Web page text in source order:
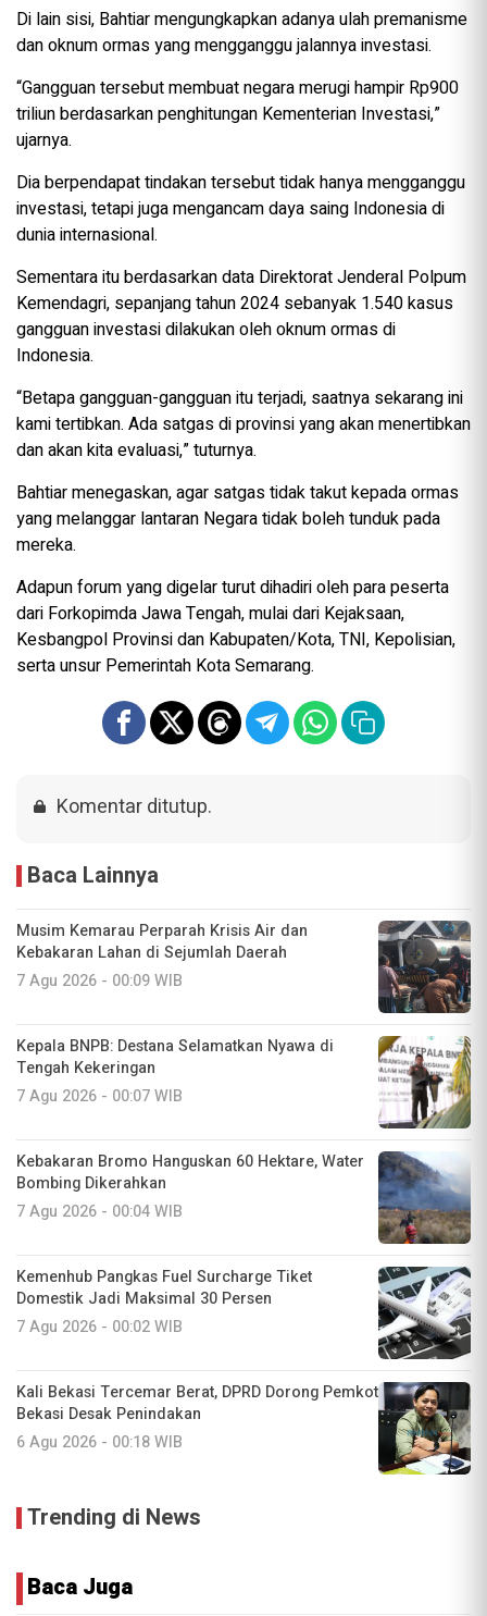
Di lain sisi, Bahtiar mengungkapkan adanya ulah premanisme
dan oknum ormas yang mengganggu jalannya investasi.
“Gangguan tersebut membuat negara merugi hampir Rp900
triliun berdasarkan penghitungan Kementerian Investasi,”
ujarnya.
Dia berpendapat tindakan tersebut tidak hanya mengganggu
investasi, tetapi juga mengancam daya saing Indonesia di
dunia internasional.
Sementara itu berdasarkan data Direktorat Jenderal Polpum
Kemendagri, sepanjang tahun 2024 sebanyak 1.540 kasus
gangguan investasi dilakukan oleh oknum ormas di
Indonesia.
“Betapa gangguan-gangguan itu terjadi, saatnya sekarang ini
kami tertibkan. Ada satgas di provinsi yang akan menertibkan
dan akan kita evaluasi,” tuturnya.
Bahtiar menegaskan, agar satgas tidak takut kepada ormas
yang melanggar lantaran Negara tidak boleh tunduk pada
mereka.
Adapun forum yang digelar turut dihadiri oleh para peserta
dari Forkopimda Jawa Tengah, mulai dari Kejaksaan,
Kesbangpol Provinsi dan Kabupaten/Kota, TNI, Kepolisian,
serta unsur Pemerintah Kota Semarang.
Komentar ditutup.
Baca Lainnya
Musim Kemarau Perparah Krisis Air dan
Kebakaran Lahan di Sejumlah Daerah
7 Agu 2026 - 00:09 WIB
Kepala BNPB: Destana Selamatkan Nyawa di
Tengah Kekeringan
7 Agu 2026 - 00:07 WIB
Kebakaran Bromo Hanguskan 60 Hektare, Water
Bombing Dikerahkan
7 Agu 2026 - 00:04 WIB
Kemenhub Pangkas Fuel Surcharge Tiket
Domestik Jadi Maksimal 30 Persen
7 Agu 2026 - 00:02 WIB
Kali Bekasi Tercemar Berat, DPRD Dorong Pemkot
Bekasi Desak Penindakan
6 Agu 2026 - 00:18 WIB
Trending di News
Baca Juga